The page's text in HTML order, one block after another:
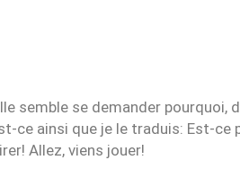
semble se demander pourquoi,
ainsi que je le traduis: Est-ce
Allez, viens jouer!